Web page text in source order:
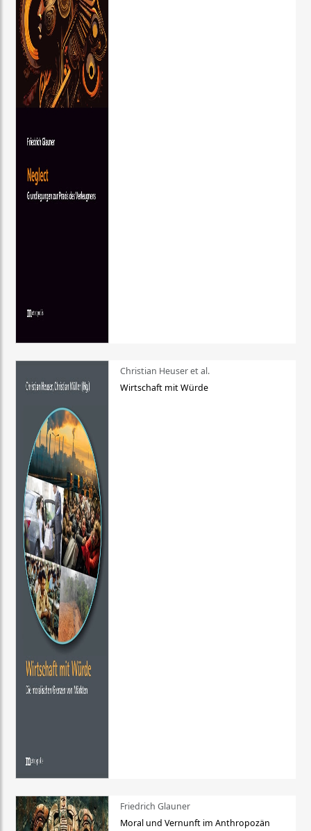
Christian Heuser et al.
Wirtschaft mit Würde
Friedrich Glauner
Moral und Vernunft im Anthropozän